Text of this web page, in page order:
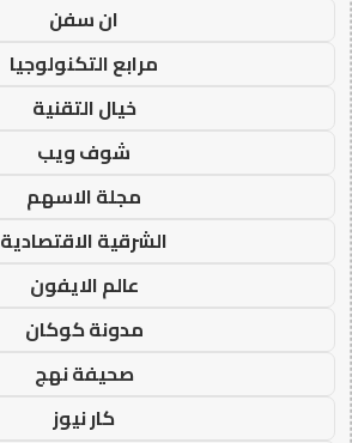
ان سفن
مرابع التكنولوجيا
خيال التقنية
شوف ويب
مجلة الاسهم
الشرقية الاقتصادية
عالم الايفون
مدونة كوكان
صحيفة نهج
كار نيوز